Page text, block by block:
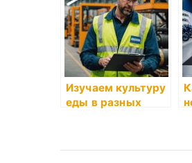
Изучаем культуру
еды в разных